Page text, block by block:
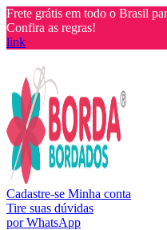
Frete grátis em todo o Brasil
Confira as regras!
link
Cadastre-se Minha conta
Tire suas dúvidas
por WhatsApp